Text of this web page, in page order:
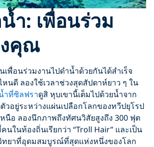
ำ: เพื่อนร่วม
คุณ
พื่อนร่วมงานไปดำน้ำด้วยกันได้สำเร็จ
นดี ลองใช้เวลาช่วงสุดสัปดาห์ยาว ๆ ใน
ำที่ซิลฟราดูสิ หุบเขานี้เต็มไปด้วยน้ำจาก
วอยู่ระหว่างแผ่นเปลือกโลกของทวีปยุโรป
นือ ลองนึกภาพถึงทัศนวิสัยสูงถึง 300 ฟุต
ในท้องถิ่นเรียกว่า “Troll Hair” และเป็น
ยาที่อุดมสมบูรณ์ที่สุดแห่งหนึ่งของโลก